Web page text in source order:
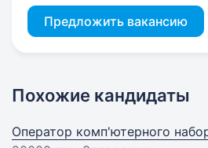
Предложить вакансию
Похожие кандидаты
Оператор комп'ютерного